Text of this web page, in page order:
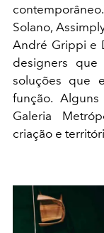
Solano,
André Grippi e
designers que
soluções que
função.
Galeria
criação e